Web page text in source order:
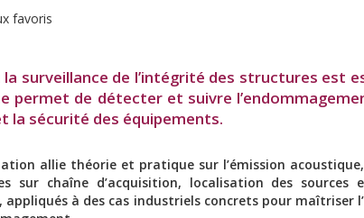
favoris
surveillance de l’intégrité des structures est
permet de détecter et suivre
la sécurité des équipements.
allie théorie et pratique sur l’émission
sur chaîne d’acquisition, localisation des sources
appliqués à des cas industriels concrets pour maîtriser